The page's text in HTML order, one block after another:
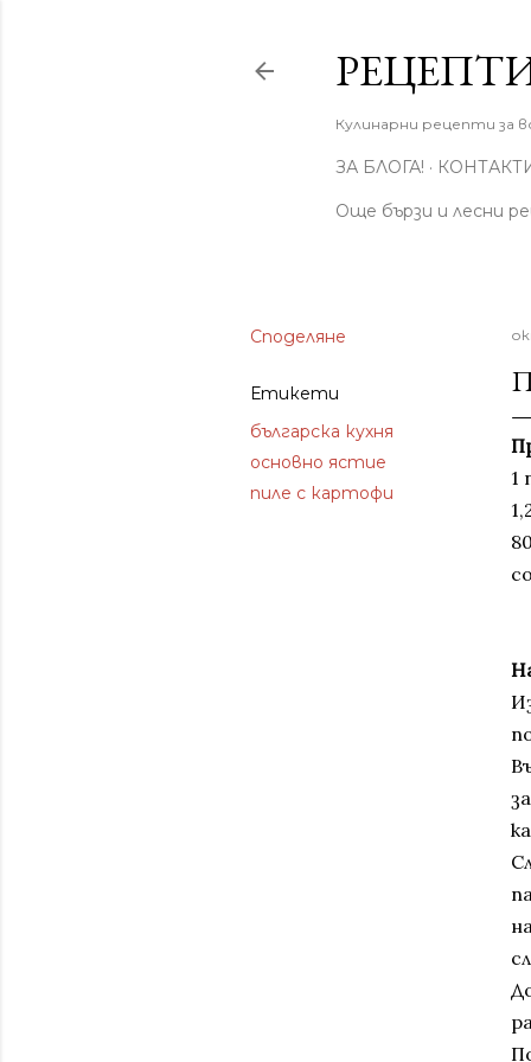
Кулинарни рецепти за
ЗА БЛОГА!
Още бързи и лесни
Споделяне
Етикети
българска кухня
основно ястие
пиле с картофи
1